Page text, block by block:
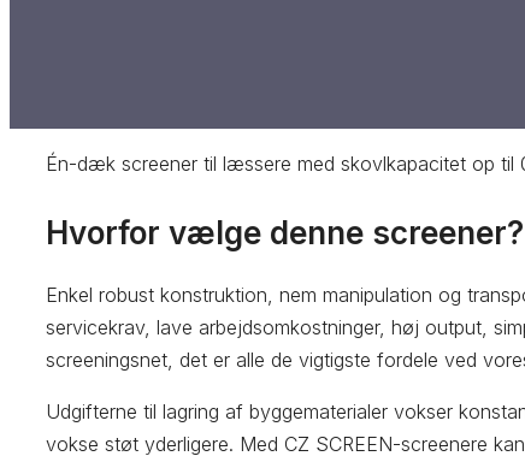
Én-dæk screener til læssere med skovlkapacitet op til
Hvorfor vælge denne screener?
Enkel robust konstruktion, nem manipulation og
servicekrav, lave arbejdsomkostninger, høj output,
screeningsnet, det er alle de vigtigste fordele ved
Udgifterne til lagring af byggematerialer vokser
vokse støt yderligere. Med CZ SCREEN-screenere